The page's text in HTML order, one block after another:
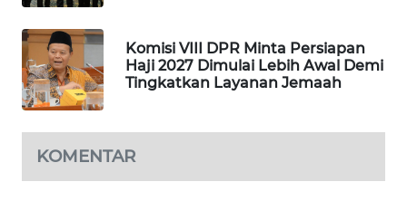
Komisi VIII DPR Minta Persiapan
Haji 2027 Dimulai Lebih Awal Demi
Tingkatkan Layanan Jemaah
KOMENTAR
PERSONA
WAHANA
OTOMOTIF